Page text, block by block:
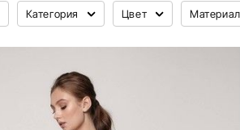
Категория Цвет Материал